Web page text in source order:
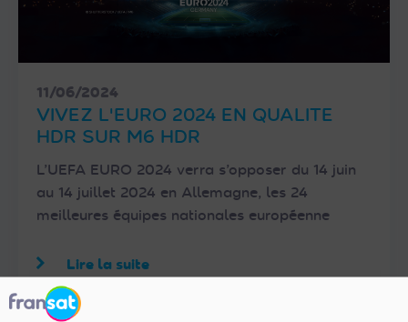
11/06/2024
VIVEZ L'EURO 2024 EN QUALITE
HDR SUR M6 HDR
L’UEFA EURO 2024 verra s’opposer du 14 juin
au 14 juillet 2024 en Allemagne, les 24
meilleures équipes nationales européenne
Lire la suite